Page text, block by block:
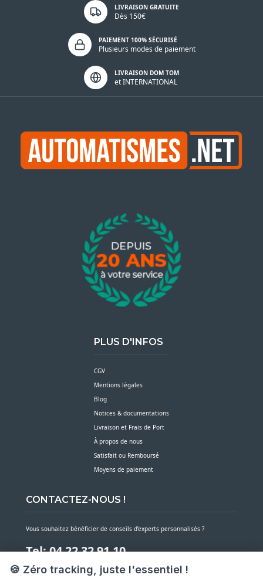
🍪 Zéro tracking, juste l'essentiel !
LIVRAISON GRATUITE
Dès 150€
PAIEMENT 100% SÉCURISÉ
Plusieurs modes de paiement
LIVRAISON DOM TOM
et INTERNATIONAL
PLUS D'INFOS
CGV
Mentions légales
Blog
Notices & documentations
Livraison et Frais de Port
À propos de nous
Satisfait ou Remboursé
Moyens de paiement
CONTACTEZ-NOUS !
Vous souhaitez bénéficier de conseils d’experts personnalisés ?
Tel: 04 22 32 91 10
Notre service client est à votre écoute du lundi au vendredi de 7h30 à 16h